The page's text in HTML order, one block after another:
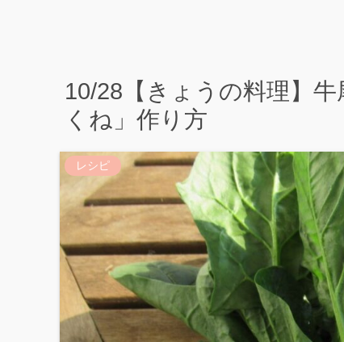
10/28【きょうの料理】
くね」作り方
レシピ